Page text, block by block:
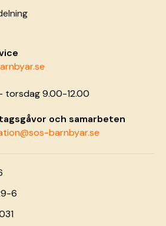
torsdag 9.00-12.00
och samarbeten
barnbyar.se
6